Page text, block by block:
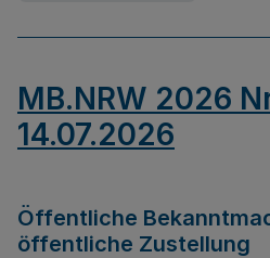
MB.NRW 2026
14.07.2026
Öffentliche
öffentliche Zustellung